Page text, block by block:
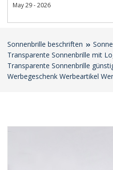
May 29 - 2026
Sonnenbrille beschriften
Transparente Sonnenbrille mit
Transparente Sonnenbrille
Werbegeschenk Werbeartikel